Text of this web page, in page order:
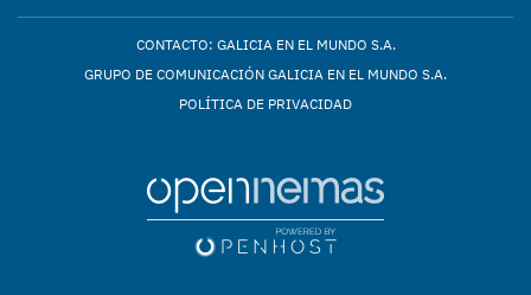
CONTACTO: GALICIA EN EL MUNDO S.A.
GRUPO DE COMUNICACIÓN GALICIA EN EL MUNDO S.A.
POLÍTICA DE PRIVACIDAD